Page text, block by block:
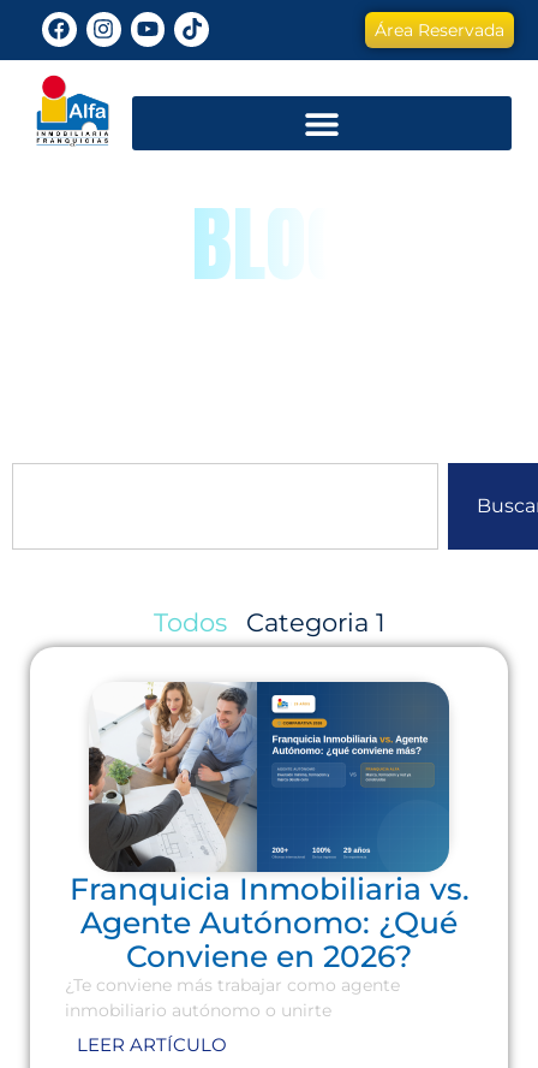
Área Reservada
BLOG
Categoria 1
Todos
Franquicia Inmobiliaria vs.
Agente Autónomo: ¿Qué
Conviene en 2026?
¿Te conviene más trabajar como agente
inmobiliario autónomo o unirte
LEER ARTÍCULO